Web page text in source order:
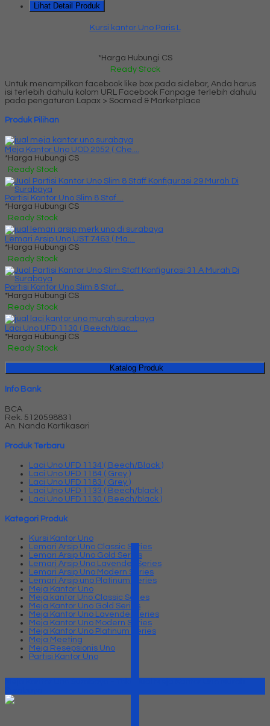
Lihat Detail Produk
Kursi kantor Uno Paris L
*Harga Hubungi CS
Ready Stock
Untuk menampilkan facebook like box pada sidebar, Anda harus
isi terlebih dahulu kolom URL Facebook Fanpage terlebih dahulu
pada pengaturan Lapax > Socmed & Marketplace
Produk Pilihan
Meja Kantor Uno UOD 2052 ( Che....
*Harga Hubungi CS
Ready Stock
Partisi Kantor Uno Slim 8 Staf....
*Harga Hubungi CS
Ready Stock
Lemari Arsip Uno UST 7463 ( Ma....
*Harga Hubungi CS
Ready Stock
Partisi Kantor Uno Slim 8 Staf....
*Harga Hubungi CS
Ready Stock
Laci Uno UFD 1130 ( Beech/blac....
*Harga Hubungi CS
Ready Stock
Katalog Produk
Info Bank
BCA
Rek. 5120598831
An. Nanda Kartikasari
Produk Terbaru
Laci Uno UFD 1134 ( Beech/Black )
Laci Uno UFD 1184 ( Grey )
Laci Uno UFD 1183 ( Grey )
Laci Uno UFD 1133 ( Beech/black )
Laci Uno UFD 1130 ( Beech/black )
Kategori Produk
Kursi Kantor Uno
Lemari Arsip Uno Classic Series
Lemari Arsip Uno Gold Series
Lemari Arsip Uno Lavender Series
Lemari Arsip Uno Modern Series
Lemari Arsip uno Platinum Series
Meja Kantor Uno
Meja kantor Uno Classic Series
Meja Kantor Uno Gold Series
Meja Kantor Uno Lavender series
Meja Kantor Uno Modern Series
Meja Kantor Uno Platinum Series
Meja Meeting
Meja Resepsionis Uno
Partisi Kantor Uno